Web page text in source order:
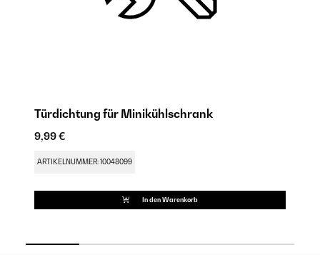
Türdichtung für Minikühlschrank
9,99 €
ARTIKELNUMMER: 10048099
In den Warenkorb